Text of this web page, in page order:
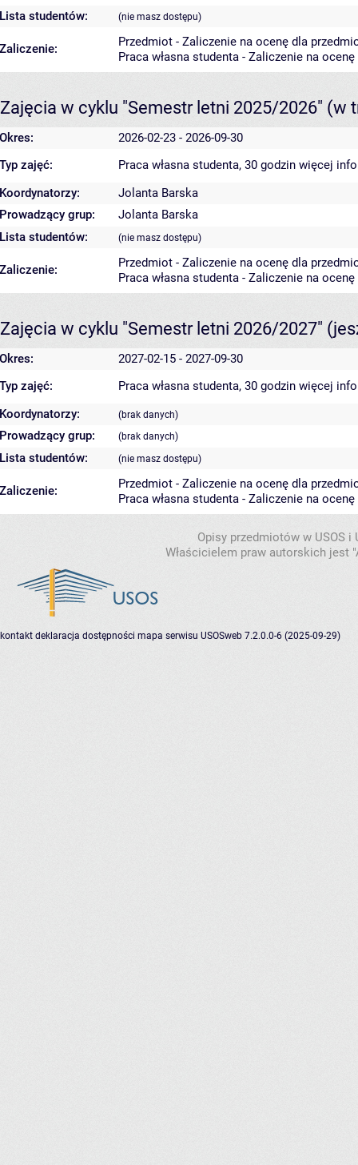
Lista studentów:
(nie masz dostępu)
Zaliczenie:
Przedmiot - Zaliczenie na ocenę dla
Praca własna studenta - Zaliczenie na ocenę
Zajęcia w cyklu "Semestr letni 2025/2026" (w
Okres:
2026-02-23 - 2026-09-30
Typ zajęć:
Praca własna studenta, 30 godzin więcej
Koordynatorzy:
Jolanta Barska
Prowadzący grup:
Jolanta Barska
Lista studentów:
(nie masz dostępu)
Zaliczenie:
Przedmiot - Zaliczenie na ocenę dla
Praca własna studenta - Zaliczenie na ocenę
Zajęcia w cyklu "Semestr letni 2026/2027"
Okres:
2027-02-15 - 2027-09-30
Typ zajęć:
Praca własna studenta, 30 godzin więcej
Koordynatorzy:
(brak danych)
Prowadzący grup: (brak danych)
Lista studentów: (nie masz dostępu)
Zaliczenie:
Przedmiot - Zaliczenie na ocenę dla
Praca własna studenta - Zaliczenie na ocenę
Opisy przedmiotów w USOS
Właścicielem praw autorskich jest
kontakt deklaracja dostępności mapa serwisu USOSweb 7.2.0.0-6 (2025-09-29)